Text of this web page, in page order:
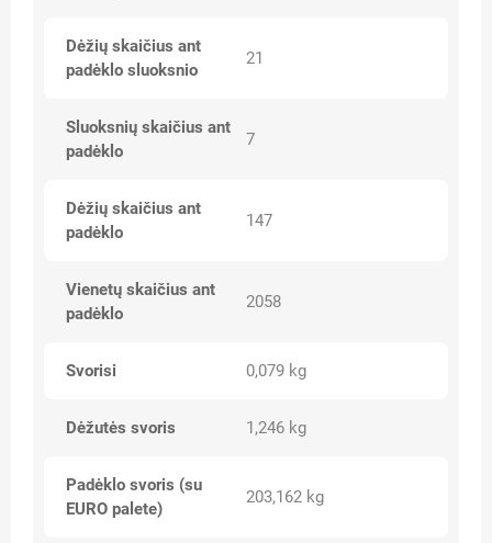
Dėžių skaičius ant
padėklo sluoksnio
21
Sluoksnių skaičius ant
padėklo
7
Dėžių skaičius ant
padėklo
147
Vienetų skaičius ant
padėklo
2058
Svorisi 0,079 kg
Dėžutės svoris 1,246 kg
Padėklo svoris (su
EURO palete)
203,162 kg